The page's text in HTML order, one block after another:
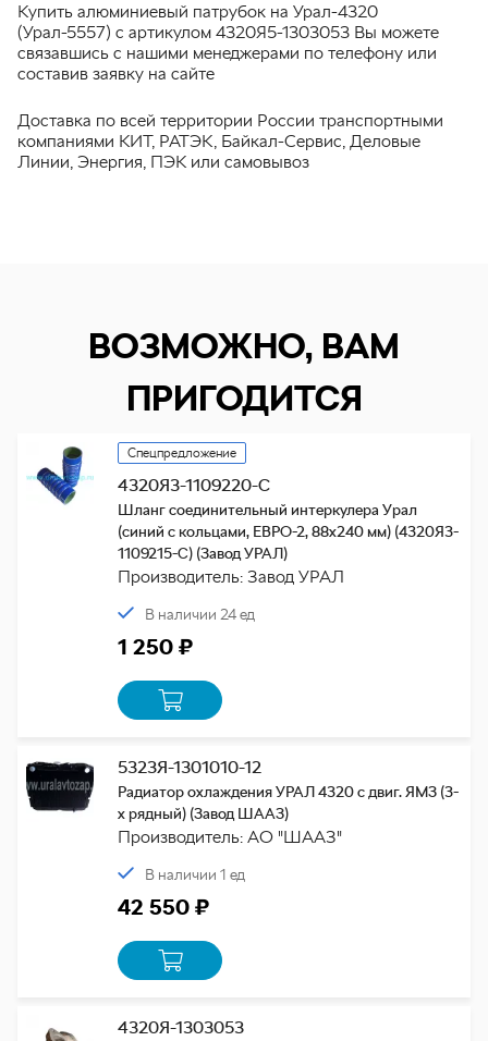
Купить алюминиевый патрубок на Урал-4320
(Урал-5557) с артикулом 4320Я5-1303053 Вы можете
связавшись с нашими менеджерами по телефону или
составив заявку на сайте
Доставка по всей территории России транспортными
компаниями КИТ, РАТЭК, Байкал-Сервис, Деловые
Линии, Энергия, ПЭК или самовывоз
ВОЗМОЖНО, ВАМ
ПРИГОДИТСЯ
Спецпредложение
4320Я3-1109220-С
Шланг соединительный интеркулера Урал
(синий с кольцами, ЕВРО-2, 88х240 мм) (4320Я3-
1109215-С) (Завод УРАЛ)
Производитель: Завод УРАЛ
В наличии 24 ед
1 250 ₽
5323Я-1301010-12
Радиатор охлаждения УРАЛ 4320 с двиг. ЯМЗ (3-
х рядный) (Завод ШААЗ)
Производитель: АО "ШААЗ"
В наличии 1 ед
42 550 ₽
4320Я-1303053